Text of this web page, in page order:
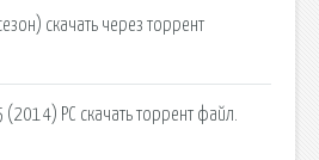
скачать через торрент
PC скачать торрент файл.